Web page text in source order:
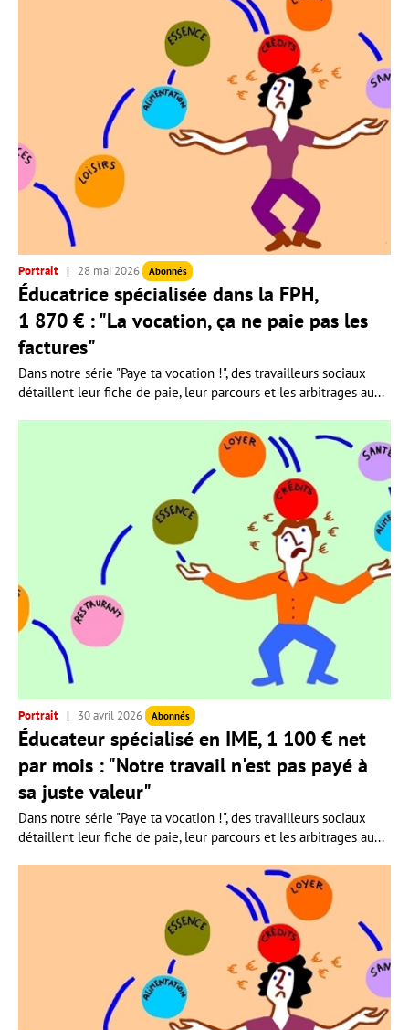
Portrait 28 mai 2026 Abonnés
Éducatrice spécialisée dans la FPH,
1 870 € : "La vocation, ça ne paie pas les
factures"
Dans notre série "Paye ta vocation !", des travailleurs sociaux
détaillent leur fiche de paie, leur parcours et les arbitrages au...
Portrait 30 avril 2026 Abonnés
Éducateur spécialisé en IME, 1 100 € net
par mois : "Notre travail n'est pas payé à
sa juste valeur"
Dans notre série "Paye ta vocation !", des travailleurs sociaux
détaillent leur fiche de paie, leur parcours et les arbitrages au...